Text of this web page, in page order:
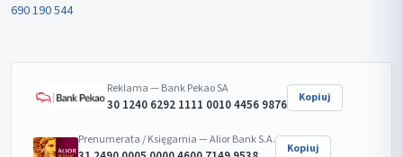
690 190 544
Reklama — Bank Pekao SA
30 1240 6292 1111 0010 4456 9876 Kopiuj
Prenumerata / Księgarnia — Alior Bank S.A.
Kopiuj